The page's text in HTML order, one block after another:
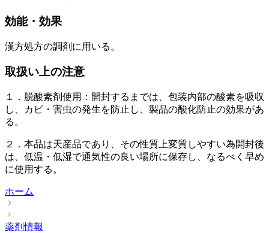
効能・効果
漢方処方の調剤に用いる。
取扱い上の注意
１．脱酸素剤使用：開封するまでは、包装内部の酸素を吸収
し、カビ・害虫の発生を防止し、製品の酸化防止の効果があ
る。
２．本品は天産品であり、その性質上変質しやすい為開封後
は、低温・低湿で通気性の良い場所に保存し、なるべく早め
に使用する。
ホーム
薬剤情報